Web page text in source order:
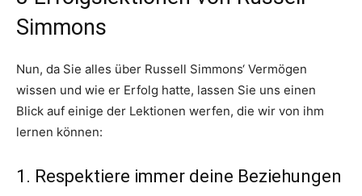
Simmons
Nun, da Sie alles über Russell Simmons‘ Vermögen
wissen und wie er Erfolg hatte, lassen Sie uns einen
Blick auf einige der Lektionen werfen, die wir von ihm
lernen können:
1. Respektiere immer deine Beziehungen